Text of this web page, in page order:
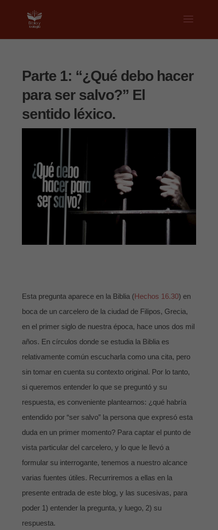
Parte 1: “¿Qué debo hacer
para ser salvo?” El
sentido léxico.
Esta pregunta aparece en la Biblia (Hechos 16.30) en
boca de un carcelero de la ciudad de Filipos, Grecia,
en el primer siglo de nuestra época, hace unos dos mil
años. En círculos donde se estudia la Biblia es
relativamente común escucharla como una cita, pero
sin tomar en cuenta su contexto original. Por lo tanto,
si queremos entender lo que se preguntó y su
respuesta, es conveniente plantearnos: ¿qué habría
entendido por “ser salvo” la persona que expresó esta
duda en un primer momento? Para captar el punto de
vista particular del carcelero, y lo que le llevó a
formular su interrogante, tenemos a nuestro alcance
varias fuentes útiles. Recurriremos a ellas en la
presente entrada de este blog, y las sucesivas, para
poder 1) entender la pregunta, y luego, 2) su
respuesta.